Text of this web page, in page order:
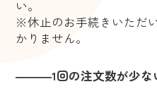
い。
※休止のお手続きいただ
かりません。
―――1回の注文数が少な